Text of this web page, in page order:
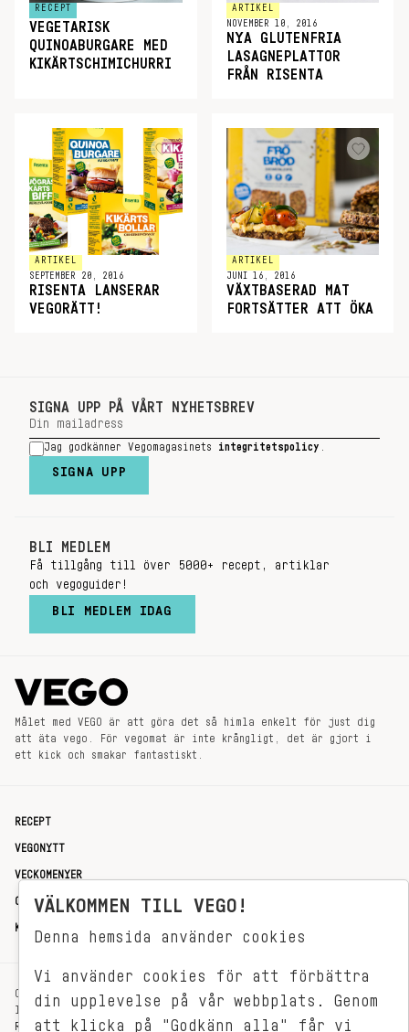
RECEPT
VEGETARISK
QUINOABURGARE MED
KIKÄRTSCHIMICHURRI
ARTIKEL
NOVEMBER 10, 2016
NYA GLUTENFRIA
LASAGNEPLATTOR
FRÅN RISENTA
ARTIKEL
SEPTEMBER 20, 2016
RISENTA LANSERAR
VEGORÄTT!
ARTIKEL
JUNI 16, 2016
VÄXTBASERAD MAT
FORTSÄTTER ATT ÖKA
SIGNA UPP PÅ VÅRT NYHETSBREV
Jag godkänner Vegomagasinets integritetspolicy
SIGNA UPP
BLI MEDLEM
Få tillgång till över 5000+ recept, artiklar
och vegoguider!
BLI MEDLEM IDAG
Målet med VEGO är att göra det så himla enkelt för just dig
att äta vego. För vegomat är inte krångligt, det är gjort i
ett kick och smakar fantastiskt.
RECEPT
VEGONYTT
VECKOMENYER
OM OSS
KONTAKT
OXENSTIERNSGATAN 33
114 27 STOCKHOLM
REDAKTIONEN@VEGOMAGASINET.SE
VÄLKOMMEN TILL VEGO!
Denna hemsida använder cookies
Vi använder cookies för att förbättra
din upplevelse på vår webbplats. Genom
att klicka på "Godkänn alla" får vi